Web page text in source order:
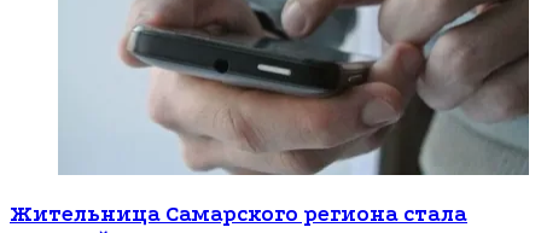
Жительница Самарского региона стала